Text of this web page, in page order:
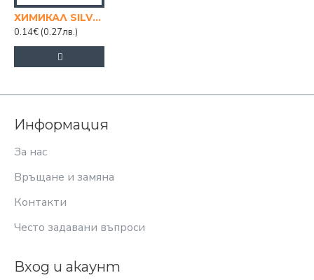
ХИМИКАЛ SILVER 50бр в кутия
0.14€ (0.27лв.)
Информация
За нас
Връщане и замяна
Контакти
Често задавани въпроси
Вход и акаунт